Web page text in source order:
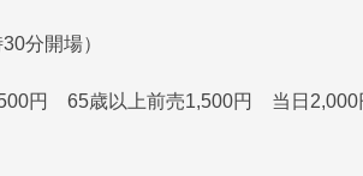
分開場）
円 65歳以上前売1,500円 当日